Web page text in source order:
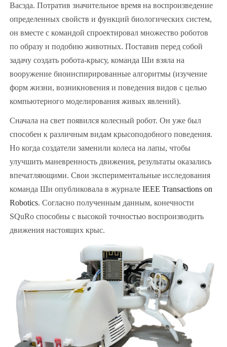
Васэда. Потратив значительное время на воспроизведение
определенных свойств и функций биологических систем,
он вместе с командой спроектировал множество роботов
по образу и подобию животных. Поставив перед собой
задачу создать робота-крысу, команда Ши взяла на
вооружение биоинспирированные алгоритмы (изучение
форм жизни, возникновения и поведения видов с целью
компьютерного моделирования живых явлений).
Сначала на свет появился колесный робот. Он уже был
способен к различным видам крысоподобного поведения.
Но когда создатели заменили колеса на лапы, чтобы
улучшить маневренность движения, результаты оказались
впечатляющими. Свои экспериментальные исследования
команда Ши опубликовала в журнале IEEE Transactions on
Robotics. Согласно полученным данным, конечности
SQuRo способны с высокой точностью воспроизводить
движения настоящих крыс.